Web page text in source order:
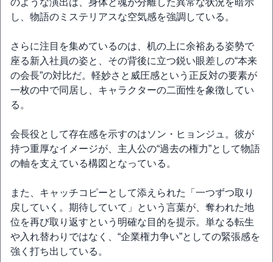
し、物語のミステリアスな空気感を強調している。
さらに注目を集めているのは、机の上に余裕ある姿勢で
座る新入社員の姿と、その背後に立つ鋭い眼差しの“本来
の会長”の対比だ。軽妙さと威圧感という正反対の要素が
一枚の中で同居し、キャラクターの二面性を象徴してい
る。
会長役として存在感を示すのはソン・ヒョンジュ。彼が
持つ重厚なイメージが、主人公の“過去の権力”として物語
の軸を支えている構図となっている。
また、キャッチコピーとして添えられた「一つずつ取り
戻していく。期待していて」という言葉が、奪われた地
位を再び取り返すという明確な目的を提示。単なる転生
や入れ替わりではなく、“企業権力争い”としての緊張感を
強く打ち出している。